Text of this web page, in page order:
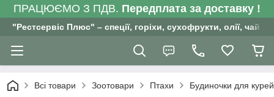
ПРАЦЮЄМО З ПДВ. Передплата за доставку !
"Рестсервіс Плюс" – спеції, горіхи, сухофрукти, олії, чай ,
Всі товари Зоотовари Птахи Будиночки для курей